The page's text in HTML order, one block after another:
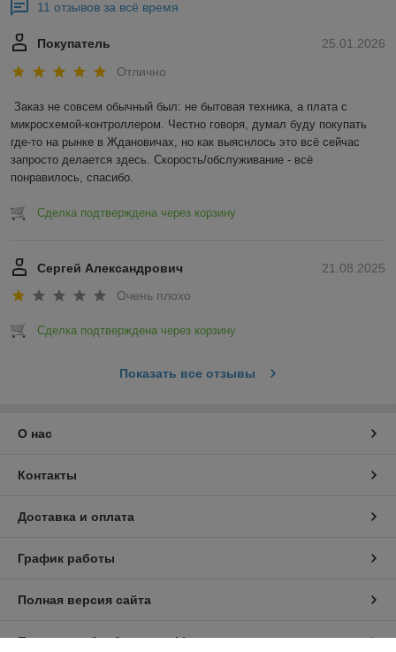
11 отзывов за всё время
25.01.2026
Покупатель
Отлично
Заказ не совсем обычный был: не бытовая техника, а плата с
микросхемой-контроллером. Честно говоря, думал буду покупать
где-то на рынке в Ждановичах, но как выяснлось это всё сейчас
запросто делается здесь. Скорость/обслуживание - всё
понравилось, спасибо.
Сделка подтверждена через корзину
21.08.2025
Сергей Александрович
Очень плохо
Сделка подтверждена через корзину
Показать все отзывы
О нас
Контакты
Доставка и оплата
График работы
Полная версия сайта
Политика обработки cookies